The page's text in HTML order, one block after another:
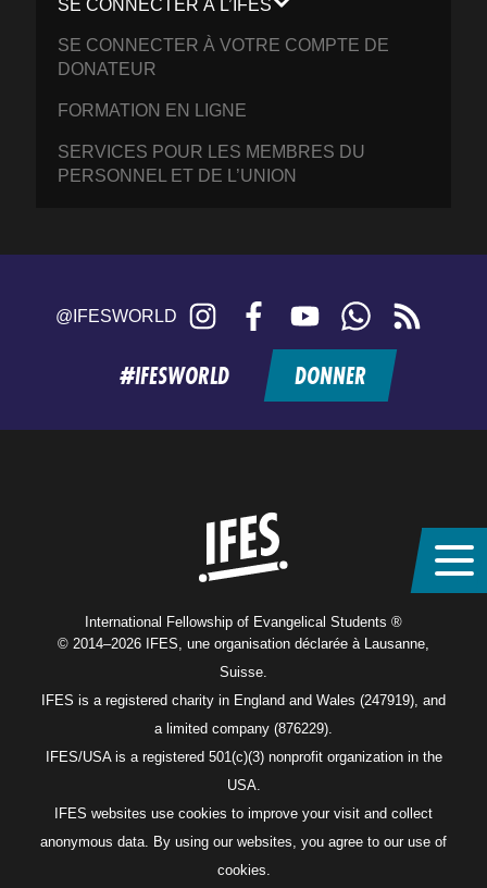
SE CONNECTER À L’IFES
SE CONNECTER À VOTRE COMPTE DE
DONATEUR
FORMATION EN LIGNE
SERVICES POUR LES MEMBRES DU
PERSONNEL ET DE L’UNION
@IFESWORLD Instagram FacebookYouTubeWhatsApp
feed
#IFESWORLD DONNER
International Fellowship of Evangelical Students ®
© 2014–2026 IFES, une organisation déclarée à Lausanne,
Suisse.
IFES is a registered charity in England and Wales (247919), and
a limited company (876229).
IFES/USA is a registered 501(c)(3) nonprofit organization in the
USA.
IFES websites use cookies to improve your visit and collect
anonymous data. By using our websites, you agree to our use of
cookies.